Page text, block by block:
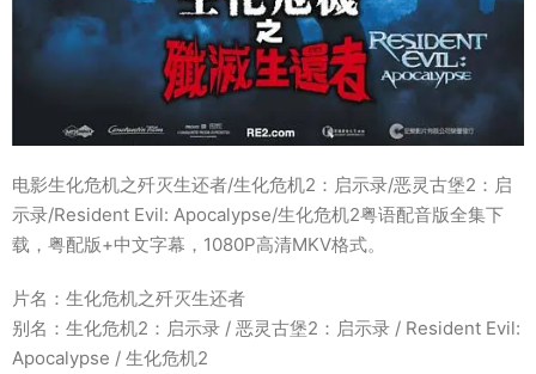
电影生化危机之歼灭生还者/生化危机2：启示录/恶灵古堡2：启
示录/Resident Evil: Apocalypse/生化危机2粤语配音版全集下
载，粤配版+中文字幕，1080P高清MKV格式。
片名：生化危机之歼灭生还者
别名：生化危机2：启示录 / 恶灵古堡2：启示录 / Resident Evil:
Apocalypse / 生化危机2